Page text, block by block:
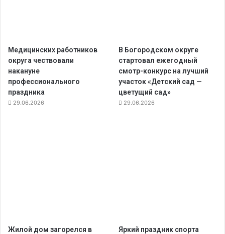
Медицинских работников
округа чествовали
накануне
профессионального
праздника
29.06.2026
В Богородском округе
стартовал ежегодный
смотр-конкурс на лучший
участок «Детский сад —
цветущий сад»
29.06.2026
Жилой дом загорелся в
Яркий праздник спорта